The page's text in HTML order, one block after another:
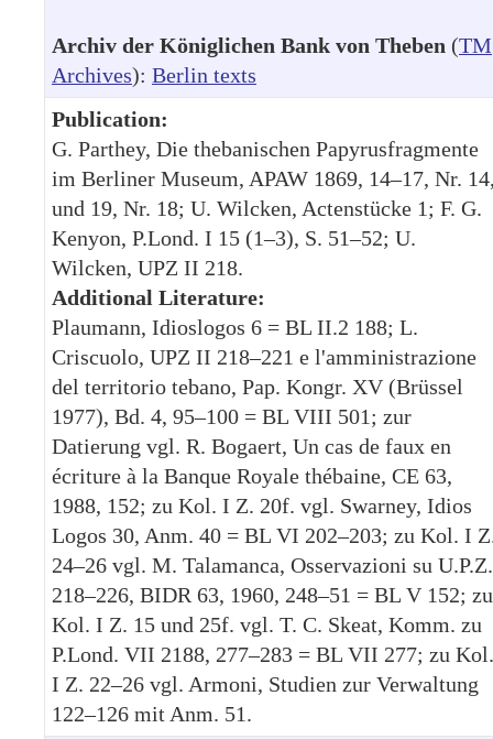
Archiv der Königlichen Bank von Theben (TM
Archives): Berlin texts
Publication:
G. Parthey, Die thebanischen Papyrusfragmente
im Berliner Museum, APAW 1869, 14–17, Nr.
und 19, Nr. 18; U. Wilcken, Actenstücke 1; F. G.
Kenyon, P.Lond. I 15 (1–3), S. 51–52; U.
Wilcken, UPZ II 218.
Additional Literature:
Plaumann, Idioslogos 6 = BL II.2 188; L.
Criscuolo, UPZ II 218–221 e l'amministrazione
del territorio tebano, Pap. Kongr. XV (Brüssel
1977), Bd. 4, 95–100 = BL VIII 501; zur
Datierung vgl. R. Bogaert, Un cas de faux en
écriture à la Banque Royale thébaine, CE 63,
1988, 152; zu Kol. I Z. 20f. vgl. Swarney, Idios
Logos 30, Anm. 40 = BL VI 202–203; zu Kol. I
24–26 vgl. M. Talamanca, Osservazioni su U.P.Z.
218–226, BIDR 63, 1960, 248–51 = BL V 152; zu
Kol. I Z. 15 und 25f. vgl. T. C. Skeat, Komm. zu
P.Lond. VII 2188, 277–283 = BL VII 277; zu Kol.
I Z. 22–26 vgl. Armoni, Studien zur Verwaltung
122–126 mit Anm. 51.